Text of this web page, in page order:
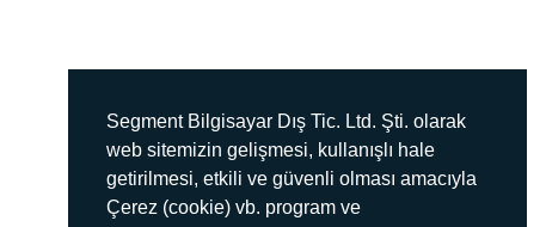
Segment Bilgisayar Dış Tic. Ltd. Şti. olarak
web sitemizin gelişmesi, kullanışlı hale
getirilmesi, etkili ve güvenli olması amacıyla
Çerez (cookie) vb. program ve